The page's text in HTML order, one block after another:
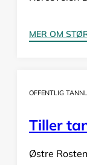
MER OM
OFFENTLIG
Tiller
Østre